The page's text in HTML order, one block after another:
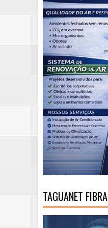
TAGUANET FIBRA